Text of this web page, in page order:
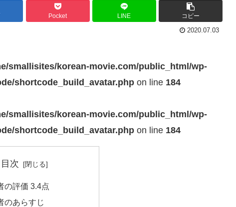
Pocket LINE コピー
2020.07.03
smallisites/korean-movie.com/public_html/wp-
shortcode_build_avatar.php on line 184
smallisites/korean-movie.com/public_html/wp-
shortcode_build_avatar.php on line 184
目次
評価 3.4点
あらすじ